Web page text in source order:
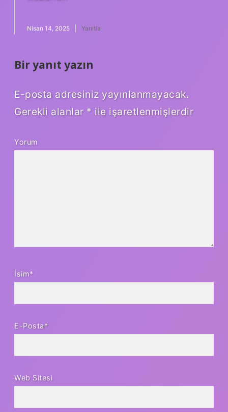
Nisan 14, 2025 Yanıtla
Bir yanıt yazın
E-posta adresiniz yayınlanmayacak.
Gerekli alanlar * ile işaretlenmişlerdir
Yorum
İsim*
E-Posta*
Web Sitesi